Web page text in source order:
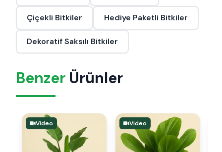
Çiçekli Bitkiler Hediye Paketli Bitkiler
Dekoratif Saksılı Bitkiler
Benzer Ürünler
Video Video